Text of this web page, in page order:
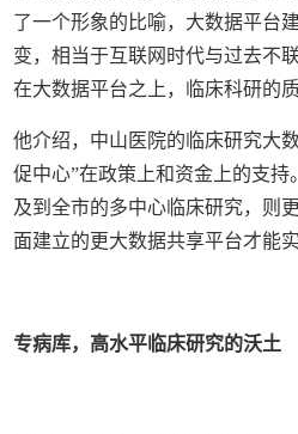
了一个形象的比喻，大数据平台
变，相当于互联网时代与过去不
在大数据平台之上，临床科研的
他介绍，中山医院的临床研究大
促中心”在政策上和资金上的支
及到全市的多中心临床研究，则
面建立的更大数据共享平台才能实
专病库，高水平临床研究的沃土